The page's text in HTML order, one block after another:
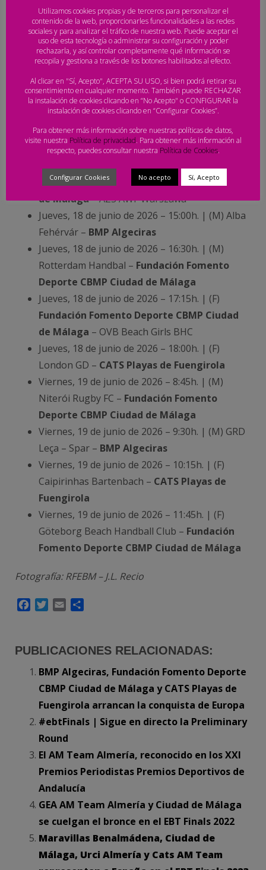
CALENDARIO DE PARTIDOS
Jueves, 18 de junio de 2026 – 10:00h. | (M)BMP
Algeciras– C4H10 Melluzhi Jurmala
Jueves, 18 de junio de 2026 – 11:30h. | (M)
Fundación Fomento Deporte CBMP Ciudad
de Málaga– BHC Harena
Jueves, 18 de junio de 2026 – 12:15h. | (F)CATS
Playas de Fuengirola– Blue Team
Jueves, 18 de junio de 2026 – 13:45h. | (F)
Fundación Fomento Deporte CBMP Ciudad
de Málaga– AZS AWF Warszawa
Jueves, 18 de junio de 2026 – 15:00h. | (M) Alba
Fehérvár – BMP Algeciras
Jueves, 18 de junio de 2026 – 16:30h. | (M)
Rotterdam Handbal – Fundación Fomento
Deporte CBMP Ciudad de Málaga
Jueves, 18 de junio de 2026 – 17:15h. | (F)
Fundación Fomento Deporte CBMP Ciudad
de Málaga – OVB Beach Girls BHC
Jueves, 18 de junio de 2026 – 18:00h. | (F)
London GD – CATS Playas de Fuengirola
Viernes, 19 de junio de 2026 – 8:45h. | (M)
Niterói Rugby FC – Fundación Fomento
Deporte CBMP Ciudad de Málaga
Viernes, 19 de junio de 2026 – 9:30h. | (M) GRD
Leça – Spar – BMP Algeciras
Viernes, 19 de junio de 2026 – 10:15h. | (F)
Caipirinhas Bartenbach – CATS Playas de
Fuengirola
Viernes, 19 de junio de 2026 – 11:45h. | (F)
Göteborg Beach Handball Club – Fundación
Fomento Deporte CBMP Ciudad de Málaga
Fotografía: RFEBM – J.L. Recio
FacebookTwitter
Email
PUBLICACIONES RELACIONADAS:
BMP Algeciras, Fundación Fomento Deporte
CBMP Ciudad de Málaga y CATS Playas de
Fuengirola arrancan la conquista de Europa
#ebtFinals | Sigue en directo la Preliminary
Round
El AM Team Almería, reconocido en los XXI
Premios Periodistas Premios Deportivos de
Andalucía
GEA AM Team Almería y Ciudad de Málaga
se cuelgan el bronce en el EBT Finals 2022
Maravillas Benalmádena, Ciudad de
Málaga, Urci Almería y Cats AM Team
Utilizamos cookies propias y de terceros para personalizar el
contenido de la web, proporcionarles funcionalidades a las redes
sociales y para analizar el tráfico de nuestra web. Puede aceptar el
uso de esta tecnología o administrar su configuración y poder
rechazarla, y así controlar completamente qué información se
recopila y gestiona a través de los botones habilitados al efecto.
Al clicar en "Sí, Acepto", ACEPTA SU USO, si bien podrá retirar su
consentimiento en cualquier momento. También puede RECHAZAR
la instalación de cookies clicando en “No Acepto" o CONFIGURAR la
instalación de cookies clicando en “Configurar Cookies”.
Para obtener más información sobre nuestras políticas de datos,
visite nuestra Política de privacidad. Para obtener más información al
respecto, puedes consultar nuestra Política de Cookies.
Configurar Cookies No acepto Sí, Acepto